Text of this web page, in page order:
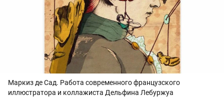
Маркиз де Сад. Работа современного французского
иллюстратора и коллажиста Дельфина Лебуржуа